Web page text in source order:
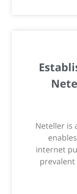
Neteller is
internet